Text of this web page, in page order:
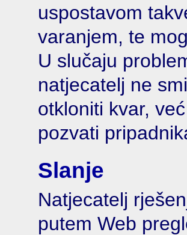
uspostavom
varanjem, te
U slučaju
natjecatelj ne
otkloniti kvar,
pozvati
Slanje
Natjecatelj
putem Web